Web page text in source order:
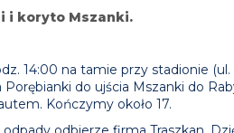
i koryto Mszanki.
14:00 na tamie przy stadionie
do ujścia Mszanki do
Kończymy około 17.